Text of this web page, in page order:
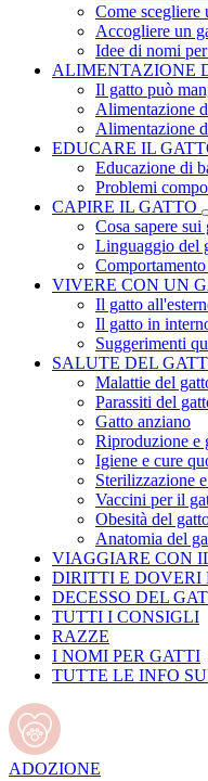
Come scegliere
Accogliere un
Idee di nomi
ALIMENTAZIONE
Il gatto può
Alimentazione
Alimentazione
EDUCARE IL
Educazione di
Problemi
CAPIRE IL GATTO
Cosa sapere sui
Linguaggio del
VIVERE CON UN
Il gatto
Il gatto in
Suggerimenti
SALUTE DEL
Malattie del
Parassiti del
Gatto anziano
Riproduzione e
Igiene e cure
Sterilizzazione
Vaccini per il
Obesità del
Anatomia del
VIAGGIARE CON
DIRITTI E DOVERI
DECESSO DEL
TUTTI I CONSIGLI
RAZZE
I NOMI PER GATTI
TUTTE LE INFO
ADOZIONE